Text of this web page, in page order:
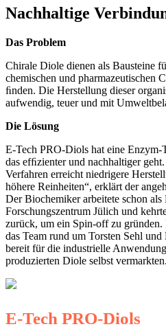
Nachhaltige
Das Problem
Chirale Diole dienen als Bausteine
chemischen und pharmazeutischen
ﬁnden. Die Herstellung dieser
aufwendig, teuer und mit
Die Lösung
E-Tech PRO-Diols hat eine
das efﬁzienter und nachhaltiger
Verfahren erreicht niedrigere
höhere Reinheiten“, erklärt der
Der Biochemiker arbeitete schon
Forschungszentrum Jülich und
zurück, um ein Spin-off zu
das Team rund um Torsten Sehl
bereit für die industrielle
produzierten Diole selbst vermarkten.
E-Tech PRO-Diols